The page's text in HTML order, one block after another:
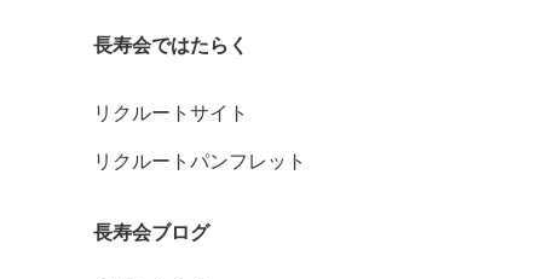
長寿会ではたらく
リクルートサイト
リクルートパンフレット
長寿会ブログ